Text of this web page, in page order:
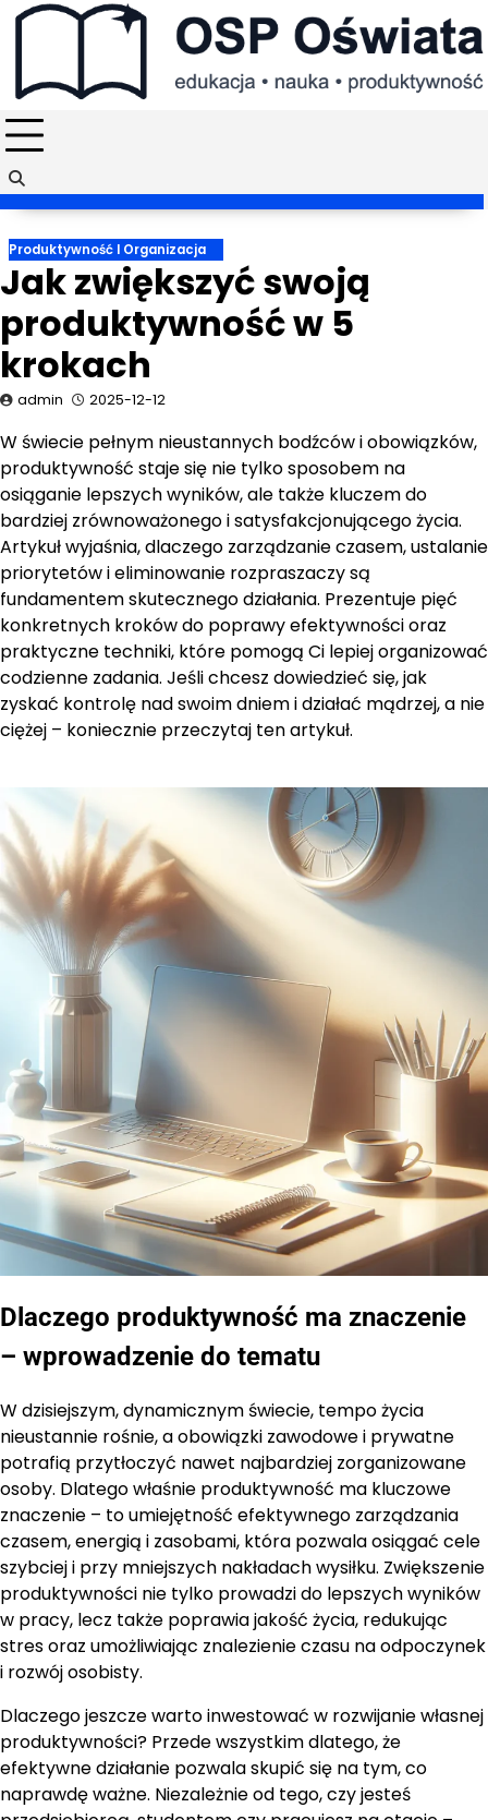
Skip
Produktywność I Organizacja
Jak zwiększyć swoją
produktywność w 5
krokach
admin 2025-12-12
W świecie pełnym nieustannych bodźców i obowiązków,
produktywność staje się nie tylko sposobem na
osiąganie lepszych wyników, ale także kluczem do
bardziej zrównoważonego i satysfakcjonującego życia.
Artykuł wyjaśnia, dlaczego zarządzanie czasem, ustalanie
priorytetów i eliminowanie rozpraszaczy są
fundamentem skutecznego działania. Prezentuje pięć
konkretnych kroków do poprawy efektywności oraz
praktyczne techniki, które pomogą Ci lepiej organizować
codzienne zadania. Jeśli chcesz dowiedzieć się, jak
zyskać kontrolę nad swoim dniem i działać mądrzej, a nie
ciężej – koniecznie przeczytaj ten artykuł.
Dlaczego produktywność ma znaczenie
– wprowadzenie do tematu
W dzisiejszym, dynamicznym świecie, tempo życia
nieustannie rośnie, a obowiązki zawodowe i prywatne
potrafią przytłoczyć nawet najbardziej zorganizowane
osoby. Dlatego właśnie produktywność ma kluczowe
znaczenie – to umiejętność efektywnego zarządzania
czasem, energią i zasobami, która pozwala osiągać cele
szybciej i przy mniejszych nakładach wysiłku. Zwiększenie
produktywności nie tylko prowadzi do lepszych wyników
w pracy, lecz także poprawia jakość życia, redukując
stres oraz umożliwiając znalezienie czasu na odpoczynek
i rozwój osobisty.
Dlaczego jeszcze warto inwestować w rozwijanie własnej
produktywności? Przede wszystkim dlatego, że
efektywne działanie pozwala skupić się na tym, co
naprawdę ważne. Niezależnie od tego, czy jesteś